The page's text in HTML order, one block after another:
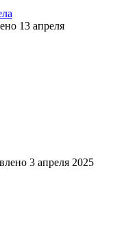
13 апреля
3 апреля 2025